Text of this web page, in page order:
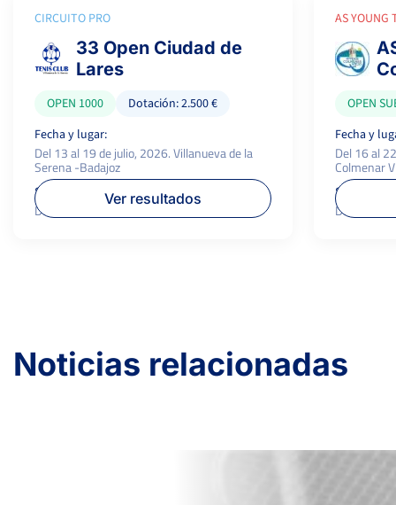
CIRCUITO PRO
33 Open Ciudad de
Lares
OPEN 1000
Dotación: 2.500 €
Fecha y lugar:
Del 13 al 19 de julio, 2026. Villanueva de la
Serena -Badajoz
Superficie:
Dura
P.campeón:
1.000 €
Ver resultados
AS YOUNG
OPEN
Fecha y
Del 16 al
Colmenar
Superficie:
Dura
Noticias relacionadas